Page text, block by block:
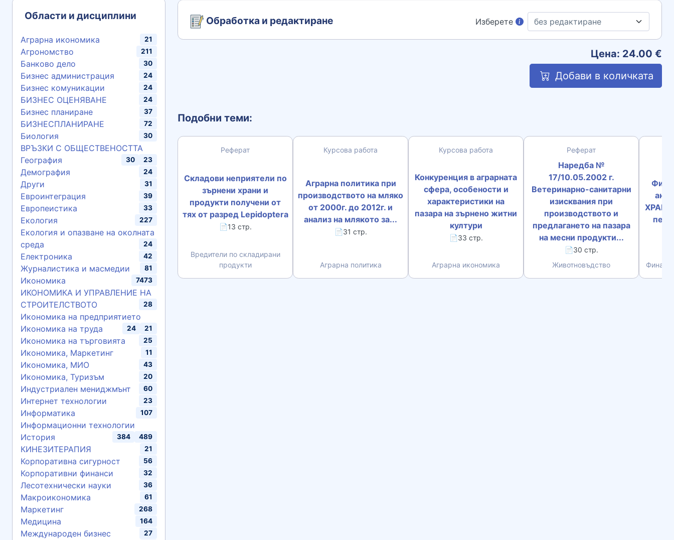
Области и дисциплини
Аграрна икономика 21
Агрономство 211
Банково дело 30
Бизнес администрация 24
Бизнес комуникации 24
БИЗНЕС ОЦЕНЯВАНЕ 24
Бизнес планиране 37
БИЗНЕСПЛАНИРАНЕ 72
Биология 30
ВРЪЗКИ С ОБЩЕСТВЕНОСТТА
23
География 30
Демография 24
Други 31
Евроинтеграция 39
Европеистика 33
Екология 227
Екология и опазване на околната
среда
24
Електроника 42
Журналистика и масмедии 81
Икономика 7473
ИКОНОМИКА И УПРАВЛЕНИЕ НА
СТРОИТЕЛСТВОТО
28
Икономика на предприятието
21
Икономика на труда 24
Икономика на търговията 25
Икономика, Маркетинг 11
Икономика, МИО 43
Икономика, Туризъм 20
Индустриален мениджмънт 60
Интернет технологии 23
Информатика 107
Информационни технологии
489
История 384
КИНЕЗИТЕРАПИЯ 21
Корпоративна сигурност 56
Корпоративни финанси 32
Лесотехнически науки 36
Макроикономика 61
Маркетинг 268
Медицина 164
Международен бизнес 27
Обработка и редактиране Изберете
Цена: 24.00 €
Добави в количката
Подобни теми:
Реферат
Складови неприятели по
зърнени храни и
продукти получени от
тях от разред Lepidoptera
📄13 стр.
Вредители по складирани
продукти
Курсова работа
Аграрна политика при
производството на мляко
от 2000г. до 2012г. и
анализ на млякото за...
📄31 стр.
Аграрна политика
Курсова работа
Конкуренция в аграрната
сфера, особености и
характеристики на
пазара на зърнено житни
култури
📄33 стр.
Аграрна икономика
Реферат
Наредба №
17/10.05.2002 г.
Ветеринарно-санитарни
изисквания при
производството и
предлагането на пазара
на месни продукти...
📄30 стр.
Животновъдство
ХРАНИ